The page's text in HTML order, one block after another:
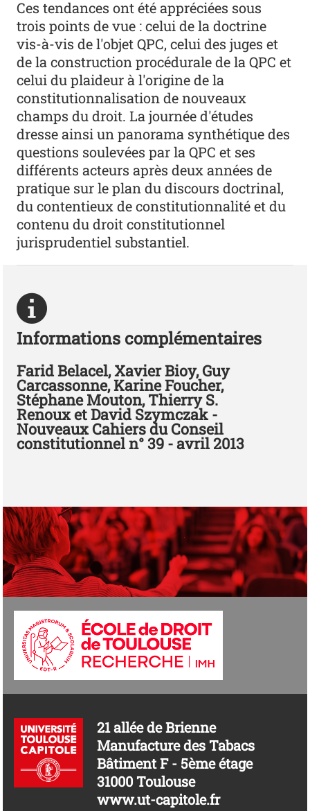
Ces tendances ont été appréciées sous
trois points de vue : celui de la doctrine
vis-à-vis de l'objet QPC, celui des juges et
de la construction procédurale de la QPC et
celui du plaideur à l'origine de la
constitutionnalisation de nouveaux
champs du droit. La journée d'études
dresse ainsi un panorama synthétique des
questions soulevées par la QPC et ses
différents acteurs après deux années de
pratique sur le plan du discours doctrinal,
du contentieux de constitutionnalité et du
contenu du droit constitutionnel
jurisprudentiel substantiel.
Informations complémentaires
Farid Belacel, Xavier Bioy, Guy
Carcassonne, Karine Foucher,
Stéphane Mouton, Thierry S.
Renoux et David Szymczak -
Nouveaux Cahiers du Conseil
constitutionnel n° 39 - avril 2013
21 allée de Brienne
Manufacture des Tabacs
Bâtiment F - 5ème étage
31000 Toulouse
www.ut-capitole.fr